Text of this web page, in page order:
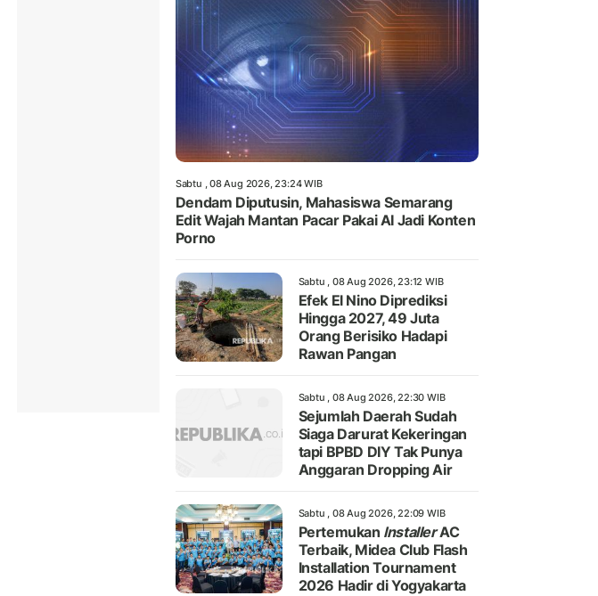
Sabtu , 08 Aug 2026, 23:24 WIB
Dendam Diputusin, Mahasiswa Semarang
Edit Wajah Mantan Pacar Pakai AI Jadi Konten
Porno
Sabtu , 08 Aug 2026, 23:12 WIB
Efek El Nino Diprediksi
Hingga 2027, 49 Juta
Orang Berisiko Hadapi
Rawan Pangan
Sabtu , 08 Aug 2026, 22:30 WIB
Sejumlah Daerah Sudah
Siaga Darurat Kekeringan
tapi BPBD DIY Tak Punya
Anggaran Dropping Air
Sabtu , 08 Aug 2026, 22:09 WIB
Pertemukan InstallerAC
Terbaik, Midea Club Flash
Installation Tournament
2026 Hadir di Yogyakarta